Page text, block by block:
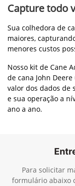
Capture todo
Sua colhedora de
maiores,
menores custos
Nosso kit de Cane
de cana John
valor dos dados de
e sua operação a
ano a ano.
Para solicitar
formulário abaixo